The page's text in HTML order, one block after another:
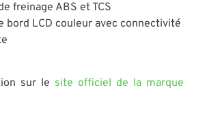
freinage ABS et TCS
bord LCD couleur avec connectivité
sur le site officiel de la marque